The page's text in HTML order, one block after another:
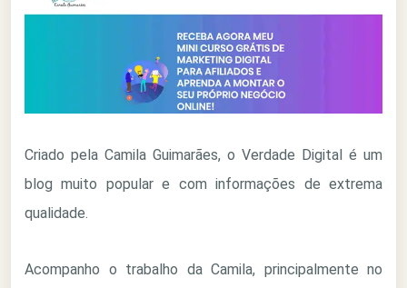
Criado pela Camila Guimarães, o Verdade Digital é um
blog muito popular e com informações de extrema
qualidade.
Acompanho o trabalho da Camila, principalmente no